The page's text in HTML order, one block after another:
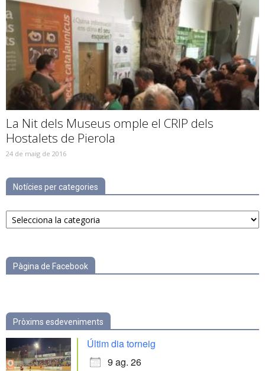
La Nit dels Museus omple el CRIP dels
Hostalets de Pierola
24 de maig de 2016
Notícies per categories
Notícies
per
Pàgina de Facebook
Pròxims esdeveniments
Últim dia torneig
9 ag. 26